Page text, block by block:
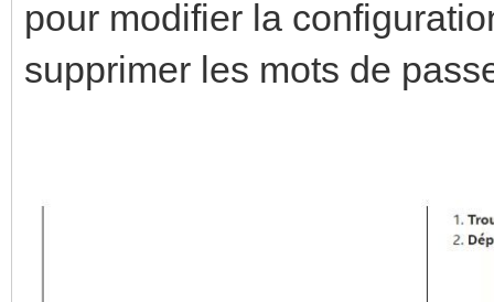
pour modifier la
supprimer les mots de